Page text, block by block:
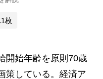
枚
開始年齢を原則70歳
策している。経済ア